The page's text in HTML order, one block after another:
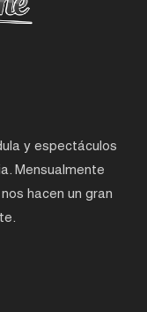
y espectáculos
Mensualmente
hacen un gran